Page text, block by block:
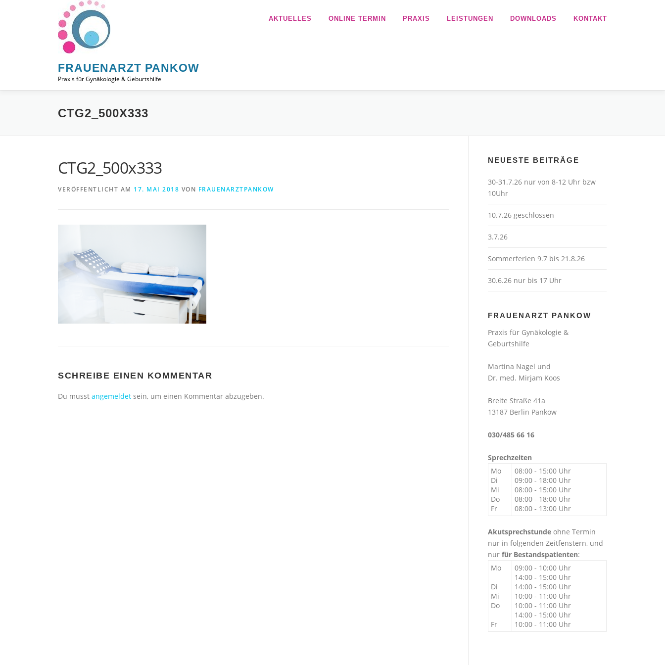
FRAUENARZT PANKOW
Praxis für Gynäkologie & Geburtshilfe
AKTUELLES ONLINE TERMIN PRAXIS LEISTUNGEN DOWNLOADS KONTAKT
CTG2_500X333
CTG2_500x333
VERÖFFENTLICHT AM 17. MAI 2018 VON FRAUENARZTPANKOW
SCHREIBE EINEN KOMMENTAR
Du musst angemeldet sein, um einen Kommentar abzugeben.
NEUESTE BEITRÄGE
30-31.7.26 nur von 8-12 Uhr bzw
10Uhr
10.7.26 geschlossen
3.7.26
Sommerferien 9.7 bis 21.8.26
30.6.26 nur bis 17 Uhr
FRAUENARZT PANKOW
Praxis für Gynäkologie &
Geburtshilfe
Martina Nagel und
Dr. med. Mirjam Koos
Breite Straße 41a
13187 Berlin Pankow
030/485 66 16
Sprechzeiten
Mo
Di
Mi
Do
Fr
08:00 - 15:00 Uhr
09:00 - 18:00 Uhr
08:00 - 15:00 Uhr
08:00 - 18:00 Uhr
08:00 - 13:00 Uhr
Akutsprechstunde ohne Termin
nur in folgenden Zeitfenstern, und
nur für Bestandspatienten:
Mo
Di
Mi
Do
Fr
09:00 - 10:00 Uhr
14:00 - 15:00 Uhr
14:00 - 15:00 Uhr
10:00 - 11:00 Uhr
10:00 - 11:00 Uhr
14:00 - 15:00 Uhr
10:00 - 11:00 Uhr